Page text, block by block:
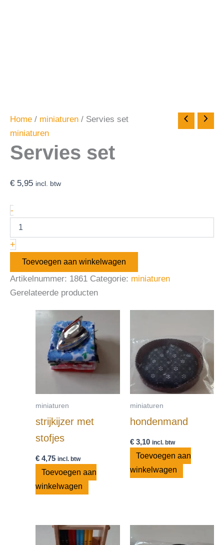
Home / miniaturen / Servies set
miniaturen
Servies set
€ 5,95 incl. btw
-
+
Toevoegen aan winkelwagen
Artikelnummer: 1861 Categorie: miniaturen
Gerelateerde producten
miniaturen
strijkijzer met
stofjes
€ 4,75 incl. btw
Toevoegen aan
winkelwagen
miniaturen
hondenmand
€3,10 incl. btw
Toevoegen aan
winkelwagen